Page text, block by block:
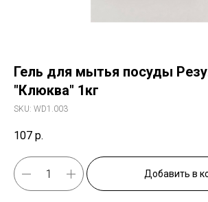
Гель для мытья посуды
"Клюква" 1кг
SKU: WD1.003
107 р.
Добавить в